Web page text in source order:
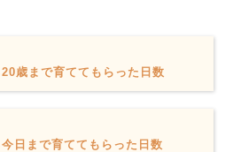
歳まで育ててもらった日数
日まで育ててもらった日数